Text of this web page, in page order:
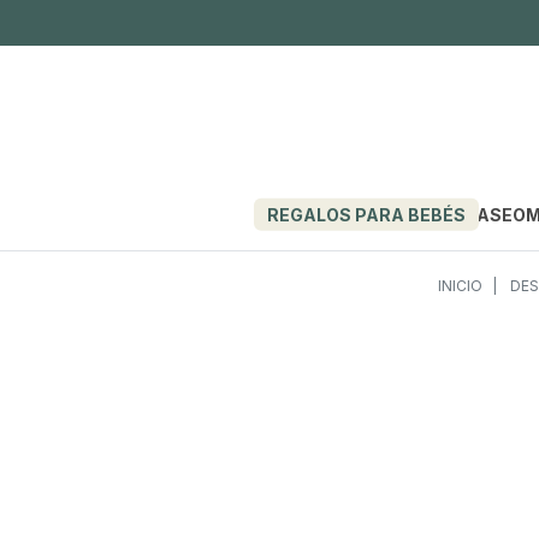
REGALOS PARA BEBÉS PASEO
INICIO